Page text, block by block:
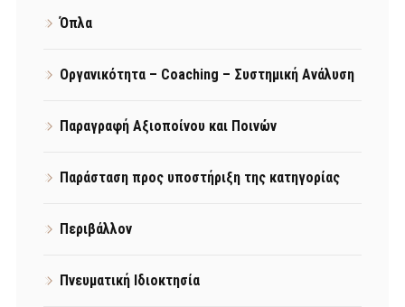
Όπλα
Οργανικότητα – Coaching – Συστημική Ανάλυση
Παραγραφή Αξιοποίνου και Ποινών
Παράσταση προς υποστήριξη της κατηγορίας
Περιβάλλον
Πνευματική Ιδιοκτησία